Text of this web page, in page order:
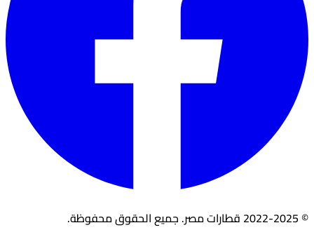
© 2022-2025 قطارات مصر. جميع الحقوق محفوظة.